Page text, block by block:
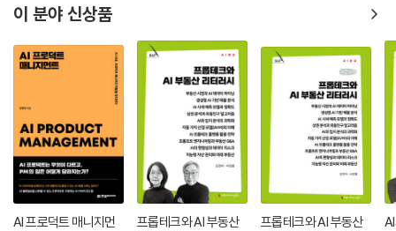
이 분야 신상품
AI 프로덕트 매니지먼
프롭테크와 AI 부동산
프롭테크와 AI 부동산